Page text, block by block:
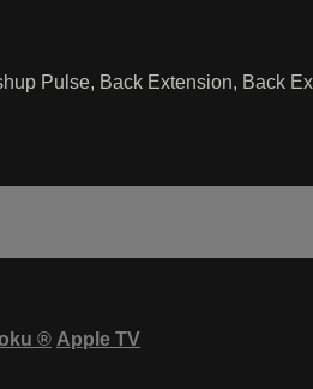
Pulse, Back Extension, Back
® Apple TV